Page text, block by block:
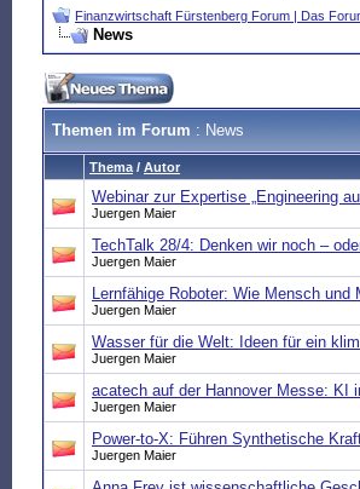
Finanzwirtschaft Fürstenberg Forum | Das
News
Themen im Forum : News
Thema / Autor
Webinar zur Expertise „Engineering
Juergen Maier
TechTalk 28/4: Denken wir noch –
Juergen Maier
Lernfähige Roboter: Wie Mensch
Juergen Maier
Wasser für die Welt: Ideen für ein
Juergen Maier
acatech auf der Hannover Messe: KI
Juergen Maier
Power-to-X: Führen Synthetische
Juergen Maier